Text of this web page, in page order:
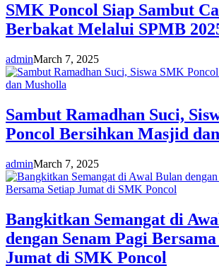
SMK Poncol Siap Sambut
Berbakat Melalui SPMB
adminMarch 7, 2025
Sambut Ramadhan Suci,
Poncol Bersihkan Masjid
adminMarch 7, 2025
Bangkitkan Semangat di
dengan Senam Pagi
Jumat di SMK Poncol